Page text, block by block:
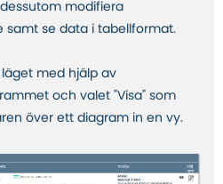
modifiera
samt se data i tabellformat.
med hjälp av
och valet "Visa" som
över ett diagram in en vy.